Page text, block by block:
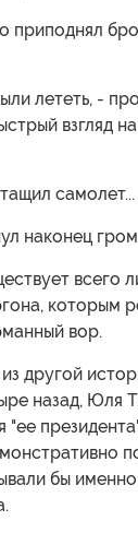
лететь, -
взгляд
самолет...
наконец
всего
которым
вор.
другой
назад, Юля
бы именно